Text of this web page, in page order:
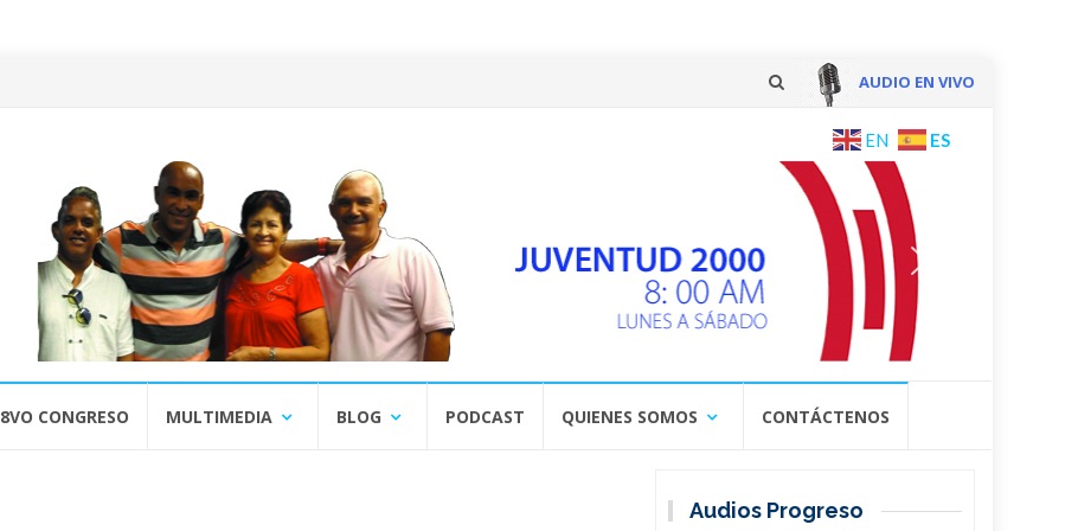
AUDIO EN VIVO
content
EN ES
8VO CONGRESO MULTIMEDIA BLOG PODCAST QUIENES SOMOS CONTÁCTENOS
Audios Progreso